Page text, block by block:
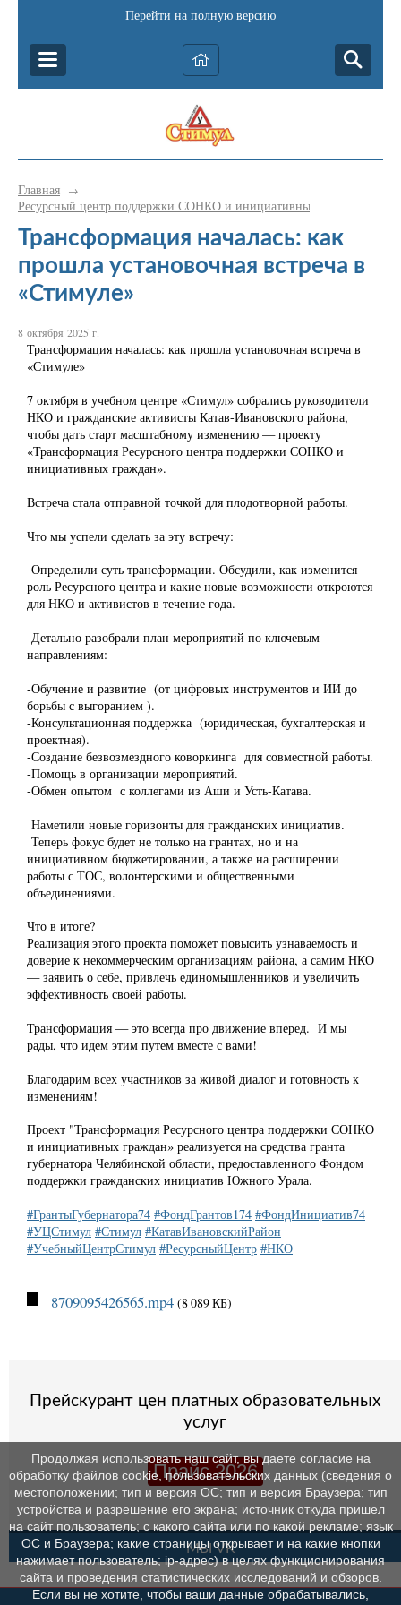
Перейти на полную версию
Главная →
Ресурсный центр поддержки СОНКО и инициативных граждан
Трансформация началась: как
прошла установочная встреча в
«Стимуле»
8 октября 2025 г.
Трансформация началась: как прошла установочная встреча в
«Стимуле»
7 октября в учебном центре «Стимул» собрались руководители
НКО и гражданские активисты Катав-Ивановского района,
чтобы дать старт масштабному изменению — проекту
«Трансформация Ресурсного центра поддержки СОНКО и
инициативных граждан».
Встреча стала отправной точкой для плодотворной работы.
Что мы успели сделать за эту встречу:
Определили суть трансформации. Обсудили, как изменится
роль Ресурсного центра и какие новые возможности откроются
для НКО и активистов в течение года.
Детально разобрали план мероприятий по ключевым
направлениям:
-Обучение и развитие (от цифровых инструментов и ИИ до
борьбы с выгоранием ).
-Консультационная поддержка (юридическая, бухгалтерская и
проектная).
-Создание безвозмездного коворкинга для совместной работы.
-Помощь в организации мероприятий.
-Обмен опытом с коллегами из Аши и Усть-Катава.
Наметили новые горизонты для гражданских инициатив.
Теперь фокус будет не только на грантах, но и на
инициативном бюджетировании, а также на расширении
работы с ТОС, волонтерскими и общественными
объединениями.
Что в итоге?
Реализация этого проекта поможет повысить узнаваемость и
доверие к некоммерческим организациям района, а самим НКО
— заявить о себе, привлечь единомышленников и увеличить
эффективность своей работы.
Трансформация — это всегда про движение вперед. И мы
рады, что идем этим путем вместе с вами!
Благодарим всех участников за живой диалог и готовность к
изменениям!
Проект "Трансформация Ресурсного центра поддержки СОНКО
и инициативных граждан» реализуется на средства гранта
губернатора Челябинской области, предоставленного Фондом
поддержки гражданских инициатив Южного Урала.
#ГрантыГубернатора74 #ФондГрантов174 #ФондИнициатив74
#УЦСтимул #Стимул #КатавИвановскийРайон
#УчебныйЦентрСтимул #РесурсныйЦентр #НКО
8709095426565.mp4 (8 089 КБ)
Прейскурант цен платных образовательных
услуг
Прайс 2026
МЫ VK
Продолжая использовать наш сайт, вы даете согласие на
обработку файлов cookie, пользовательских данных (сведения о
местоположении; тип и версия ОС; тип и версия Браузера; тип
устройства и разрешение его экрана; источник откуда пришел
на сайт пользователь; с какого сайта или по какой рекламе; язык
ОС и Браузера; какие страницы открывает и на какие кнопки
нажимает пользователь; ip-адрес) в целях функционирования
сайта и проведения статистических исследований и обзоров.
Если вы не хотите, чтобы ваши данные обрабатывались,